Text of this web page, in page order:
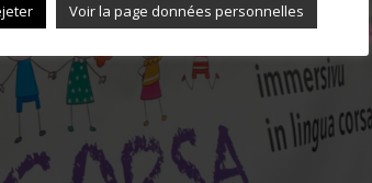
Voir la page données personnelles